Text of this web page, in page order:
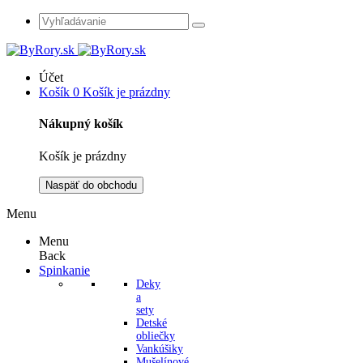
Účet
Košík 0 Košík je prázdny
Nákupný košík
Košík je prázdny
Naspäť do obchodu
Menu
Menu
Back
Spinkanie
Deky
a
sety
Detské
obliečky
Vankúšiky